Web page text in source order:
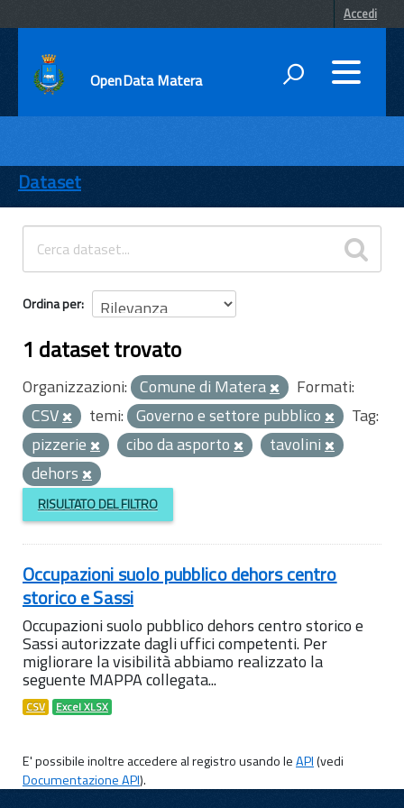
Accedi
OpenData Matera
ENTI
TEMI
INFORMAZIONI
Dataset
Ordina per
1 dataset trovato
Organizzazioni: Comune di Matera
Formati:
CSV
temi: Governo e settore pubblico
Tag:
pizzerie
cibo da asporto
tavolini
dehors
RISULTATO DEL FILTRO
Occupazioni suolo pubblico dehors centro
storico e Sassi
Occupazioni suolo pubblico dehors centro storico e
Sassi autorizzate dagli uffici competenti. Per
migliorare la visibilità abbiamo realizzato la
seguente MAPPA collegata...
CSV Excel XLSX
E' possibile inoltre accedere al registro usando leAPI(vedi
Documentazione API).